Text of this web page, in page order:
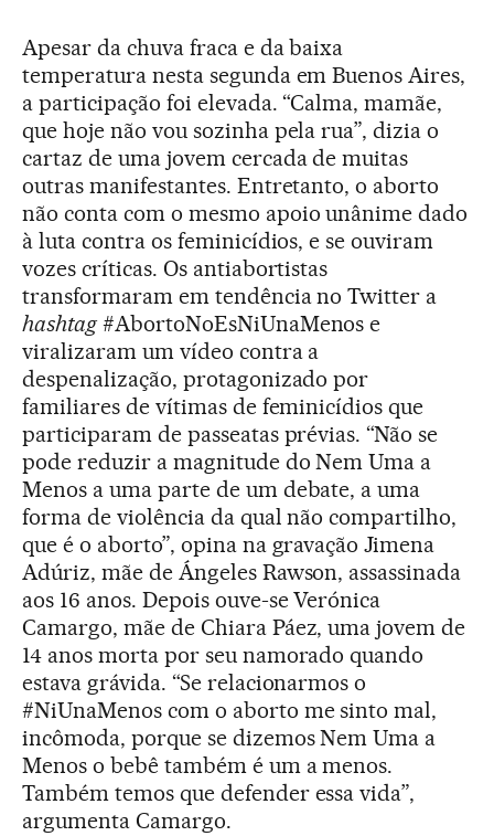
Apesar da chuva fraca e da baixa
temperatura nesta segunda em Buenos Aires,
a participação foi elevada. “Calma, mamãe,
que hoje não vou sozinha pela rua”, dizia o
cartaz de uma jovem cercada de muitas
outras manifestantes. Entretanto, o aborto
não conta com o mesmo apoio unânime dado
à luta contra os feminicídios, e se ouviram
vozes críticas. Os antiabortistas
transformaram em tendência no Twitter a
hashtag#AbortoNoEsNiUnaMenos e
viralizaram um vídeo contra a
despenalização, protagonizado por
familiares de vítimas de feminicídios que
participaram de passeatas prévias. “Não se
pode reduzir a magnitude do Nem Uma a
Menos a uma parte de um debate, a uma
forma de violência da qual não compartilho,
que é o aborto”, opina na gravação Jimena
Adúriz, mãe de Ángeles Rawson, assassinada
aos 16 anos. Depois ouve-se Verónica
Camargo, mãe de Chiara Páez, uma jovem de
14 anos morta por seu namorado quando
estava grávida. “Se relacionarmos o
#NiUnaMenos com o aborto me sinto mal,
incômoda, porque se dizemos Nem Uma a
Menos o bebê também é um a menos.
Também temos que defender essa vida”,
argumenta Camargo.